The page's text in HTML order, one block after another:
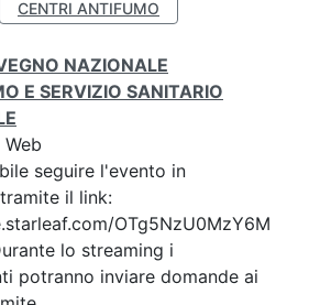
CENTRI ANTIFUMO
NAZIONALE
E SERVIZIO SANITARIO
seguire l'evento in
il link:
OTg5NzU0MzY6M
lo streaming i
potranno inviare domande ai